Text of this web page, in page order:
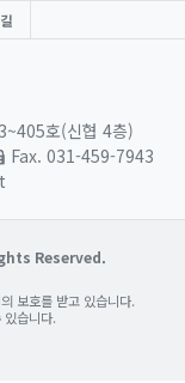
호(신협 4층)
Fax. 031-459-7943
Reserved.
보호를 받고 있습니다.
있습니다.